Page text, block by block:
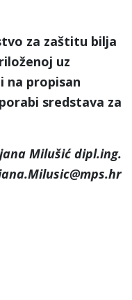
za zaštitu bilja
uz
na propisan
sredstava za
Milušić dipl.ing.